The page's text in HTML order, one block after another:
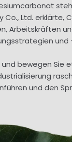
Co., Ltd.
Arbeitskräften
bewegen
und den